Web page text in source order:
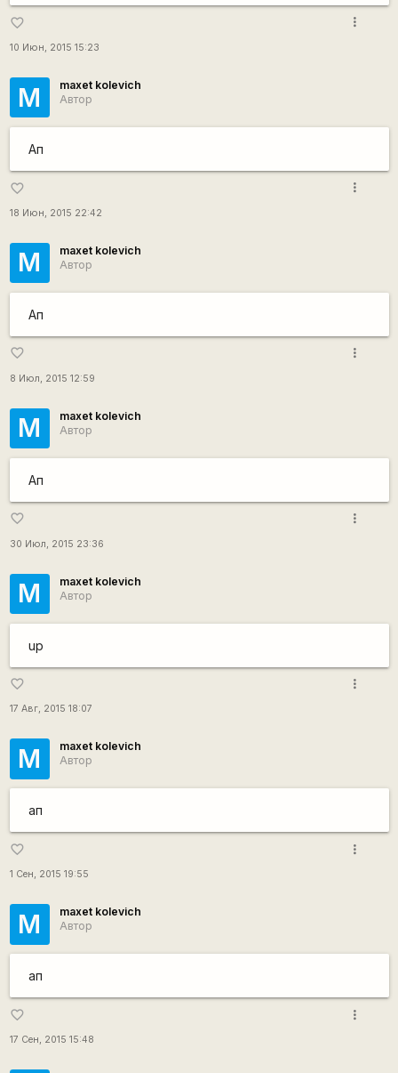
favorite_border
10 Июн, 2015 15:23
more_vert
M
maxet kolevich
Автор
Ап
favorite_border
18 Июн, 2015 22:42
more_vert
M
maxet kolevich
Автор
Ап
favorite_border
8 Июл, 2015 12:59
more_vert
M
maxet kolevich
Автор
Ап
favorite_border
30 Июл, 2015 23:36
more_vert
M
maxet kolevich
Автор
up
favorite_border
17 Авг, 2015 18:07
more_vert
M
maxet kolevich
Автор
ап
favorite_border
1 Сен, 2015 19:55
more_vert
M
maxet kolevich
Автор
ап
favorite_border
17 Сен, 2015 15:48
more_vert